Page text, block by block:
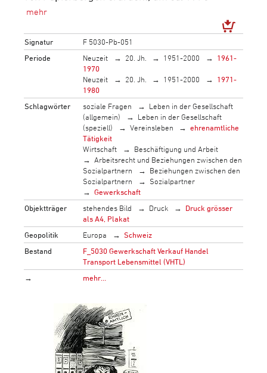
Signatur
F 5030-Pb-051
Periode
Neuzeit 20. Jh. 1951-2000
1961-
1970
Neuzeit
20. Jh. 1951-2000
1971-
1980
Schlagwörter
soziale Fragen
Leben in der Gesellschaft
(allgemein)
Leben in der Gesellschaft
(speziell)
Vereinsleben
ehrenamtliche
Tätigkeit
Wirtschaft
Beschäftigung und Arbeit
Arbeitsrecht und Beziehungen zwischen den
Sozialpartnern
Beziehungen zwischen den
Sozialpartnern
Sozialpartner
Gewerkschaft
Objektträger
stehendes Bild Druck
Druck grösser
als A4, Plakat
Geopolitik
Europa
Schweiz
Bestand
F_5030 Gewerkschaft Verkauf Handel
Transport Lebensmittel (VHTL)
→
mehr…